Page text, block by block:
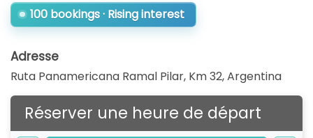
100 bookings · Rising interest
Adresse
Ruta Panamericana Ramal Pilar, Km 32,Argentina
Réserver une heure de départ